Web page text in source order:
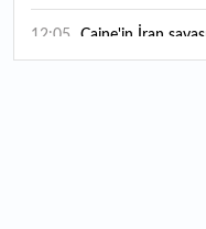
12:05 Caine'in İran